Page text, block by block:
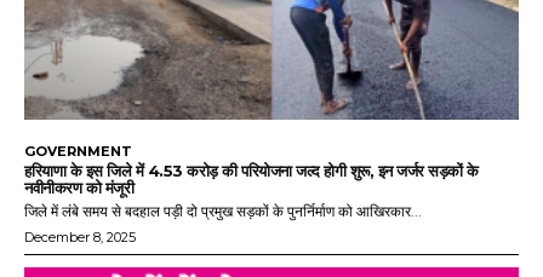
GOVERNMENT
हरियाणा के इस जिले में 4.53 करोड़ की परियोजना जल्द होगी शुरू, इन जर्जर सड़कों के
नवीनीकरण को मंजूरी
जिले में लंबे समय से बदहाल पड़ी दो प्रमुख सड़कों के पुनर्निर्माण को आखिरकार...
December 8, 2025